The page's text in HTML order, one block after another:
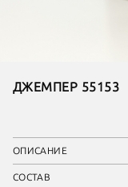
ДЖЕМПЕР 55153
ОПИСАНИЕ
СОСТАВ